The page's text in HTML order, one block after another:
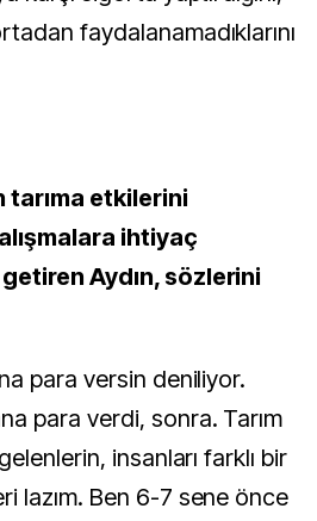
faydalanamadıklarını
tarıma etkilerini
ihtiyaç
Aydın, sözlerini
para versin deniliyor.
para verdi, sonra. Tarım
insanları farklı bir
lazım. Ben 6-7 sene önce